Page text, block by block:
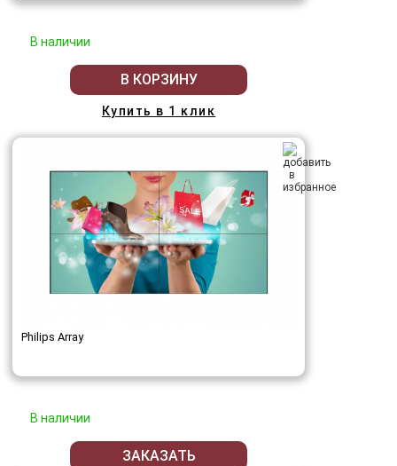
В наличии
В КОРЗИНУ
Купить в 1 клик
Philips Array
В наличии
ЗАКАЗАТЬ